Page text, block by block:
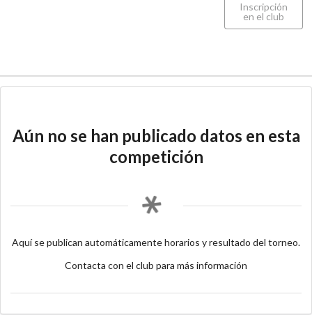
Inscripción
en el club
Aún no se han publicado datos en esta
competición
Aquí se publican automáticamente horarios y resultado del torneo.
Contacta con el club para más información